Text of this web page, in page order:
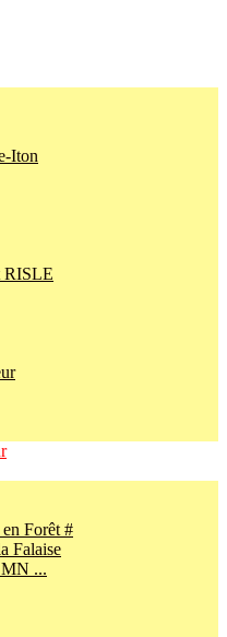
Iton
RISLE
Forêt #
Falaise
MN ...